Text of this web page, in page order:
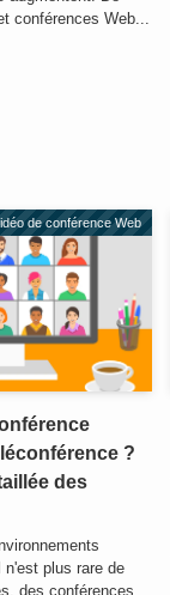
conférences Web...
de conférence Web
?
des
plus rare de
des conférences